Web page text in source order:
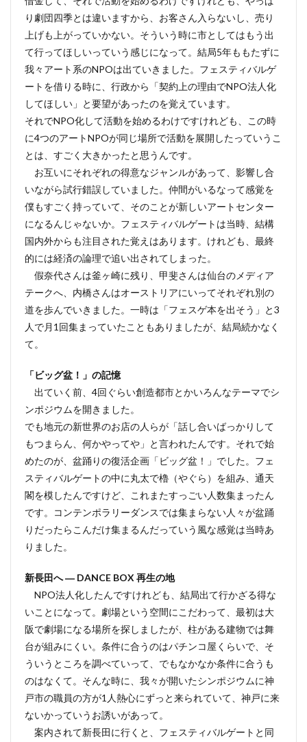
り劇団四季とは違いますから、お客さん入らないし、売り
上げも上がっていかない。そういう時に市としてはもう出
て行ってほしいっていう感じになって。結局5年ももたずに
我々アート系のNPOは出ていきました。フェスティバルゲ
ートを借りる時に、行政から「契約上の理由でNPO法人化
してほしい」と要望があったのを覚えています。
それでNPO化して活動を始めるわけですけれども、この時
に4つのアートNPOが同じ場所で活動を展開したっていうこ
とは、すごく大きかったと思うんです。
お互いにそれぞれの得意なジャンルがあって、影響し合
いながら試行錯誤していました。仲間がいるなって感覚を
僕もすごく持っていて、そのことが新しいアートセンター
になるんじゃないか。フェスティバルゲートは当時、結構
国内外からも注目された覚えはあります。けれども、最終
的には経済の論理で追い出されてしまった。
假奈代さんは釜ヶ崎に残り、甲斐さんは仙台のメディア
テークへ、内橋さんはオーストリアにいってそれぞれ別の
道を歩んでいきました。一時は「フェスゲ本を出そう」と3
人で月1回集まっていたこともありましたが、結局続かなく
て。
「ビッグ盆！」の記憶
出ていく前、4回ぐらい創造都市とかいろんなテーマでシ
ンポジウムを開きました。
でも地元の新世界のお店の人らが「話し合いばっかりして
もつまらん、何かやってや」と言われたんです。それで始
めたのが、盆踊りの復活企画「ビッグ盆！」でした。フェ
スティバルゲートの中に丸太で櫓（やぐら）を組み、通天
閣を模したんですけど、これまたすっごい人数集まったん
です。コンテンポラリーダンスでは集まらない人々が盆踊
りだったらこんだけ集まるんだっていう風な感覚は当時あ
りました。
新長田へ ― DANCE BOX 再生の地
NPO法人化したんですけれども、結局出て行かざる得な
いことになって。劇場という空間にこだわって、最初は大
阪で劇場になる場所を探しましたが、柱がある建物では舞
台が組みにくい。条件に合うのはパチンコ屋くらいで、そ
ういうところを調べていって、でもなかなか条件に合うも
のはなくて。そんな時に、我々が開いたシンポジウムに神
戸市の職員の方が1人熱心にずっと来られていて、神戸に来
ないかっていうお誘いがあって。
案内されて新長田に行くと、フェスティバルゲートと同